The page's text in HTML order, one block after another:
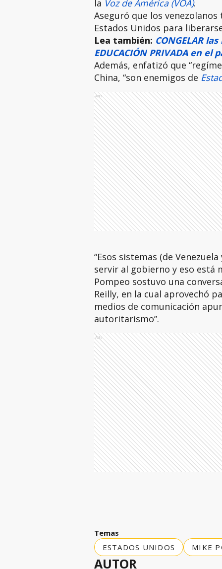
la Voz de América (VOA).
Aseguró que los
Estados Unidos para
Lea también: CONGELAR
EDUCACIÓN PRIVADA en el
Además, enfatizó que
China, “son enemigos de
Ads
“Esos sistemas (de
servir al gobierno y eso está
Pompeo sostuvo una
Reilly, en la cual aprovechó
medios de comunicación
autoritarismo”.
Ads
Temas
ESTADOS UNIDOS
MIKE
AUTOR